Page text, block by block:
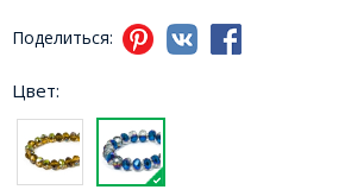
Поделиться:
Цвет: